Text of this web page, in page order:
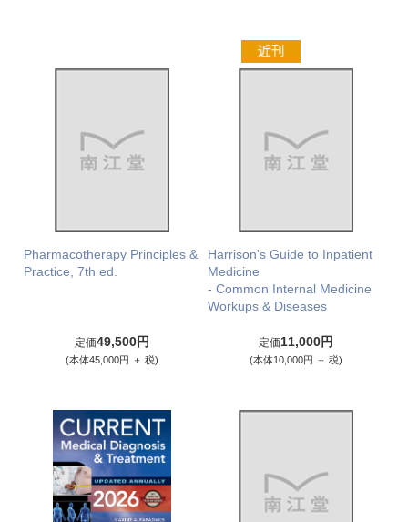
Pharmacotherapy Principles &
Practice, 7th ed.
定価49,500円
(本体45,000円 ＋ 税)
Harrison's Guide to Inpatient
Medicine
- Common Internal Medicine
Workups & Diseases
定価11,000円
(本体10,000円 ＋ 税)